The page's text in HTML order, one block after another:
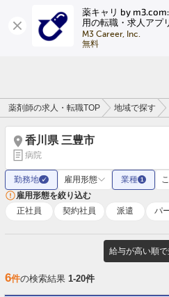
薬キャリ by
用の転職・求人アプ
M3 Career, Inc.
無料
薬剤師の求人・転職TOP 地域で探す
香川県 三豊市
病院
勤務地 ✓ 雇用形態 業種 1
雇用形態を絞り込む
正社員
契約社員 派遣 パ
給与が高い順
6件の検索結果 1-20件